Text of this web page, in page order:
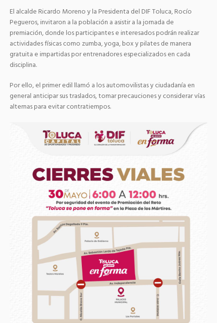
El alcalde Ricardo Moreno y la Presidenta del DIF Toluca, Rocío
Pegueros, invitaron a la población a asistir a la jornada de
premiación, donde los participantes e interesados podrán realizar
actividades físicas como zumba, yoga, box y pilates de manera
gratuita e impartidas por entrenadores especializados en cada
disciplina.
Por ello, el primer edil llamó a los automovilistas y ciudadanía en
general anticipar sus traslados, tomar precauciones y considerar vías
alternas para evitar contratiempos.